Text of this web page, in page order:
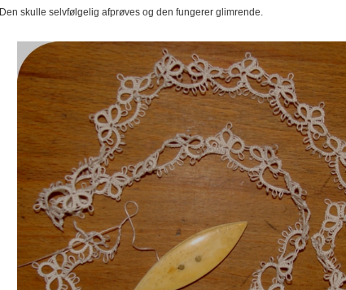
Den skulle selvfølgelig afprøves og den fungerer glimrende.